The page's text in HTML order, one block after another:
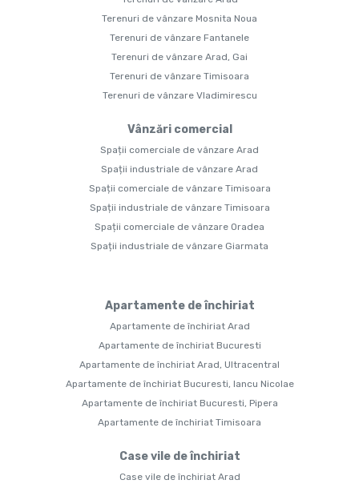
Terenuri de vânzare Mosnita Noua
Terenuri de vânzare Fantanele
Terenuri de vânzare Arad, Gai
Terenuri de vânzare Timisoara
Terenuri de vânzare Vladimirescu
Vânzări comercial
Spații comerciale de vânzare Arad
Spații industriale de vânzare Arad
Spații comerciale de vânzare Timisoara
Spații industriale de vânzare Timisoara
Spații comerciale de vânzare Oradea
Spații industriale de vânzare Giarmata
Apartamente de închiriat
Apartamente de închiriat Arad
Apartamente de închiriat Bucuresti
Apartamente de închiriat Arad, Ultracentral
Apartamente de închiriat Bucuresti, Iancu Nicolae
Apartamente de închiriat Bucuresti, Pipera
Apartamente de închiriat Timisoara
Case vile de închiriat
Case vile de închiriat Arad